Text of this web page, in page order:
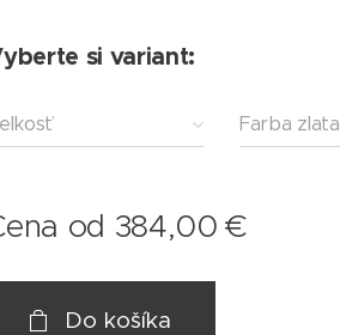
si variant:
Farba zlata
od 384,00 €
Do košíka